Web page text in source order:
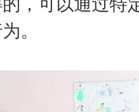
，可以通过特
。